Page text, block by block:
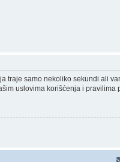
traje samo nekoliko sekundi ali
uslovima korišćenja i